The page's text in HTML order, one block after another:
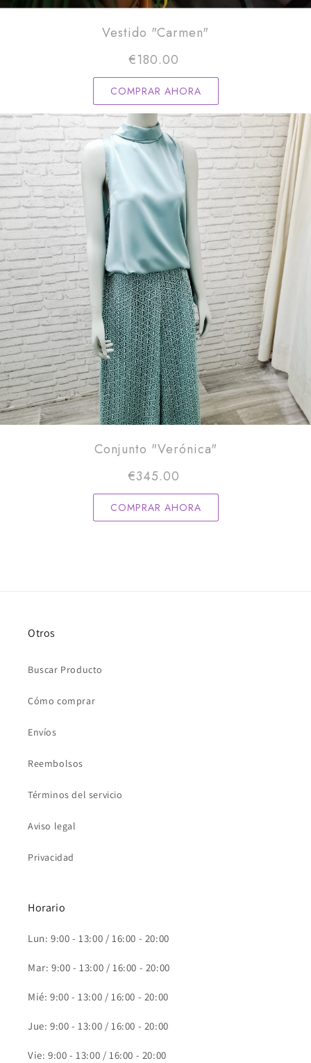
Vestido "Carmen"
€180.00
COMPRAR AHORA
Conjunto "Verónica"
€345.00
COMPRAR AHORA
Otros
Buscar Producto
Cómo comprar
Envíos
Reembolsos
Términos del servicio
Aviso legal
Privacidad
Horario
Lun: 9:00 - 13:00 / 16:00 - 20:00
Mar: 9:00 - 13:00 / 16:00 - 20:00
Mié: 9:00 - 13:00 / 16:00 - 20:00
Jue: 9:00 - 13:00 / 16:00 - 20:00
Vie: 9:00 - 13:00 / 16:00 - 20:00